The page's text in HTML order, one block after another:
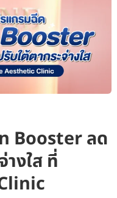
Booster ลด
างใส ที่